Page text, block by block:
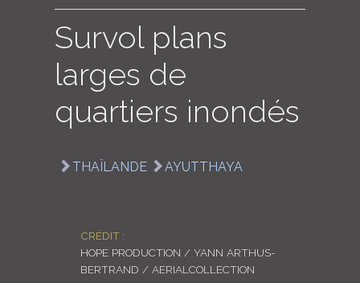
Survol plans
larges de
quartiers inondés
THAÏLANDE AYUTTHAYA
CRÉDIT :
HOPE PRODUCTION / YANN ARTHUS-
BERTRAND / AERIALCOLLECTION